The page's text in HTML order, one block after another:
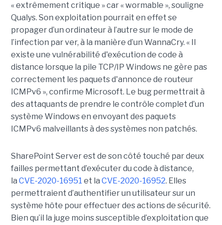
« extrêmement critique » car « wormable », souligne
Qualys. Son exploitation pourrait en effet se
propager d’un ordinateur à l’autre sur le mode de
l’infection par ver, à la manière d’un WannaCry. « Il
existe une vulnérabilité d'exécution de code à
distance lorsque la pile TCP/IP Windows ne gère pas
correctement les paquets d'annonce de routeur
ICMPv6 », confirme Microsoft. Le bug permettrait à
des attaquants de prendre le contrôle complet d’un
système Windows en envoyant des paquets
ICMPv6 malveillants à des systèmes non patchés.
SharePoint Server est de son côté touché par deux
failles permettant d’exécuter du code à distance,
la CVE-2020-16951 et la CVE-2020-16952. Elles
permettraient d’authentifier un utilisateur sur un
système hôte pour effectuer des actions de sécurité.
Bien qu’il la juge moins susceptible d’exploitation que